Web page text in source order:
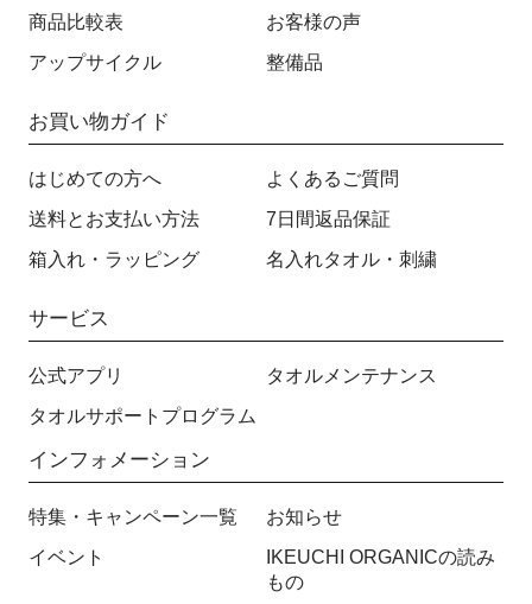
商品比較表 お客様の声
アップサイクル 整備品
お買い物ガイド
はじめての方へ よくあるご質問
送料とお支払い方法 7日間返品保証
箱入れ・ラッピング 名入れタオル・刺繍
サービス
公式アプリ タオルメンテナンス
タオルサポートプログラム
インフォメーション
特集・キャンペーン一覧 お知らせ
イベント
IKEUCHI ORGANICの読み
もの